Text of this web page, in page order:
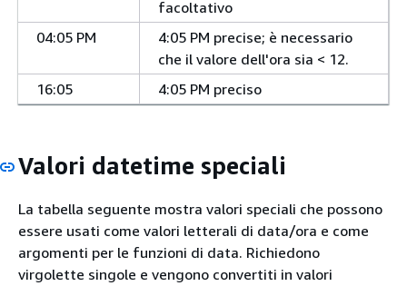
facoltativo
04:05 PM
4:05 PM precise; è necessario
che il valore dell'ora sia < 12.
16:05
4:05 PM preciso
Valori datetime speciali
La tabella seguente mostra valori speciali che possono
essere usati come valori letterali di data/ora e come
argomenti per le funzioni di data. Richiedono
virgolette singole e vengono convertiti in valori